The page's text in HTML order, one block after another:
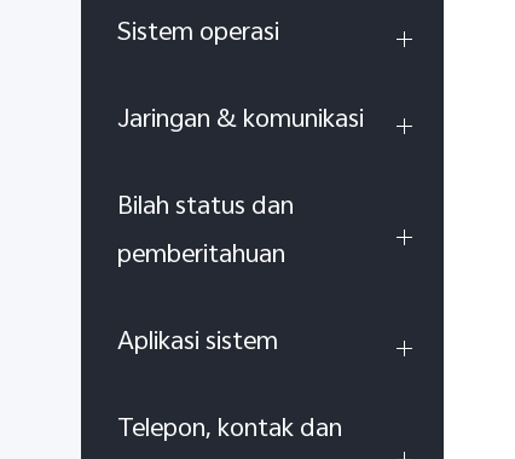
Sistem operasi
Jaringan & komunikasi
Bilah status dan
pemberitahuan
Aplikasi sistem
Telepon, kontak dan